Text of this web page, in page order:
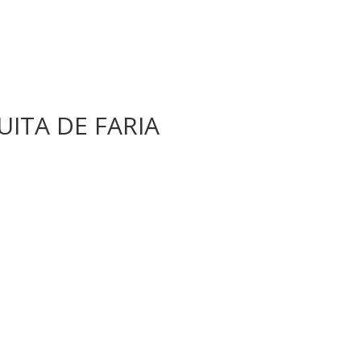
DE FARIA